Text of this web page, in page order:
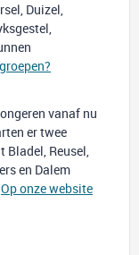
Duizel,
vanaf nu
er twee
Bladel, Reusel,
en Dalem
Op onze website